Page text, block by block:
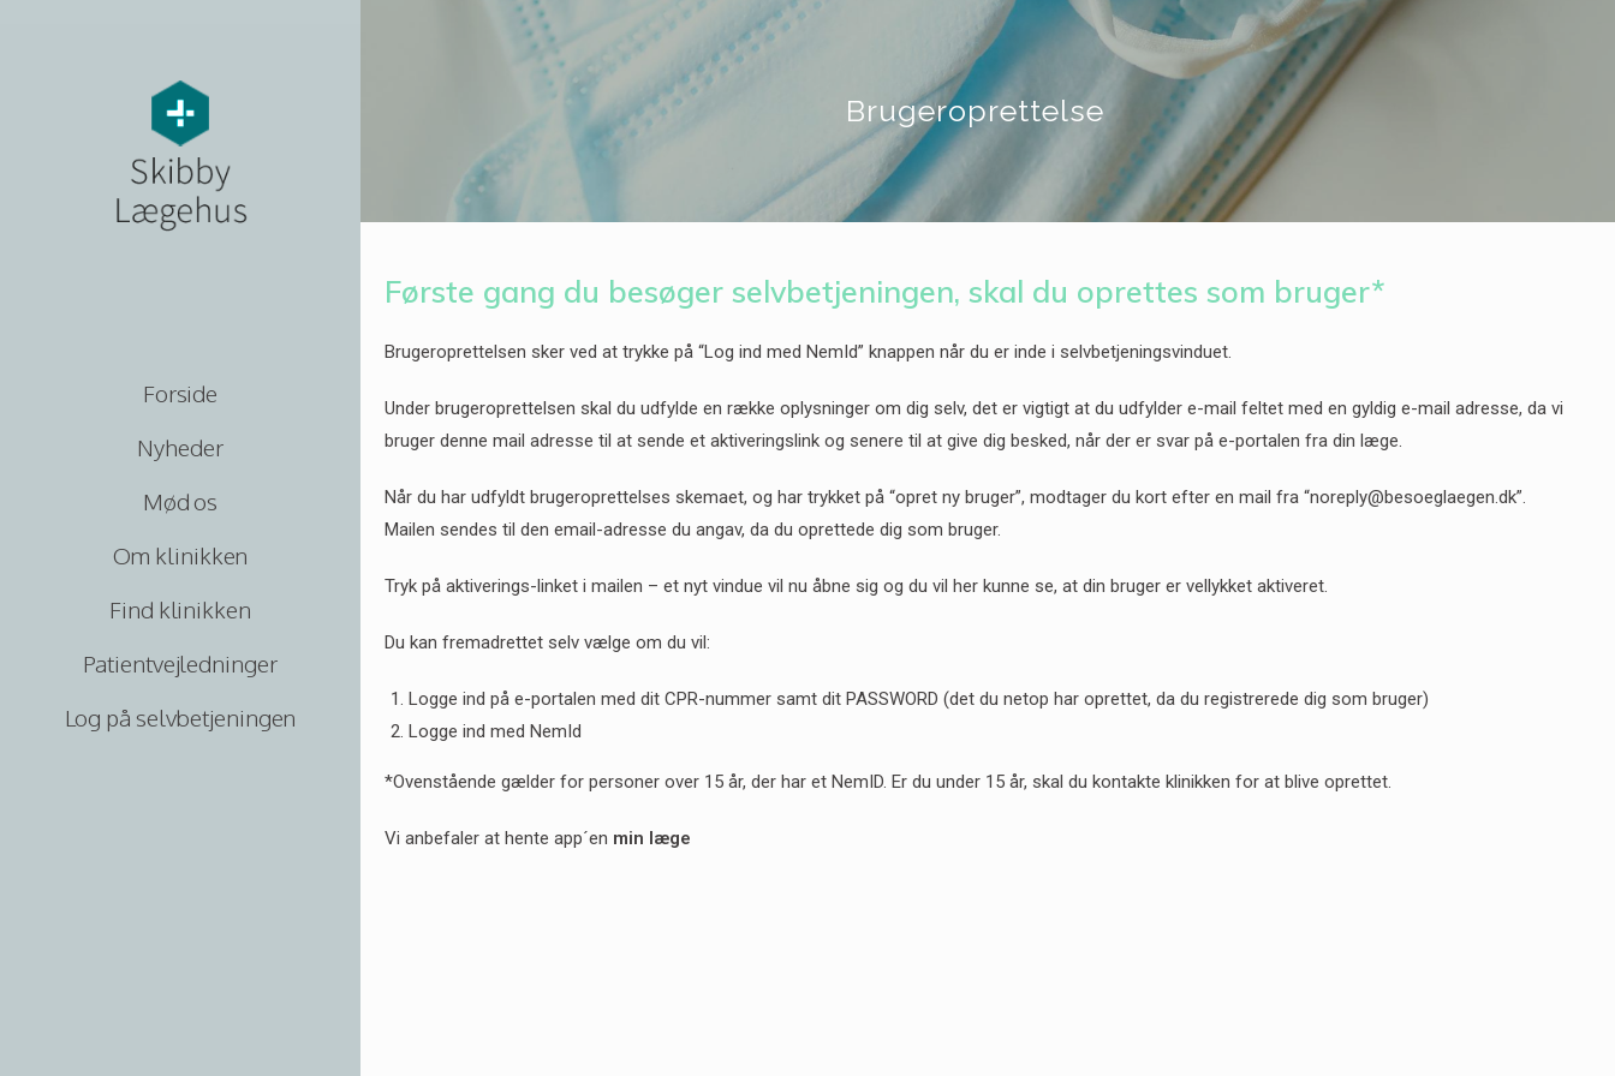
Forside
Nyheder
Mød os
Om klinikken
Find klinikken
Patientvejledninger
Log på selvbetjeningen
Brugeroprettelse
Første gang du besøger selvbetjeningen, skal du oprettes som bruger*
Brugeroprettelsen sker ved at trykke på “Log ind med NemId” knappen når du er inde i selvbetjeningsvinduet.
Under brugeroprettelsen skal du udfylde en række oplysninger om dig selv, det er vigtigt at du udfylder e-mail feltet med en gyldig e-mail adresse, da vi
bruger denne mail adresse til at sende et aktiveringslink og senere til at give dig besked, når der er svar på e-portalen fra din læge.
Når du har udfyldt brugeroprettelses skemaet, og har trykket på “opret ny bruger”, modtager du kort efter en mail fra “noreply@besoeglaegen.dk”.
Mailen sendes til den email-adresse du angav, da du oprettede dig som bruger.
Tryk på aktiverings-linket i mailen – et nyt vindue vil nu åbne sig og du vil her kunne se, at din bruger er vellykket aktiveret.
Du kan fremadrettet selv vælge om du vil:
Logge ind på e-portalen med dit CPR-nummer samt dit PASSWORD (det du netop har oprettet, da du registrerede dig som bruger)
Logge ind med NemId
*Ovenstående gælder for personer over 15 år, der har et NemID. Er du under 15 år, skal du kontakte klinikken for at blive oprettet.
Vi anbefaler at hente app´en min læge